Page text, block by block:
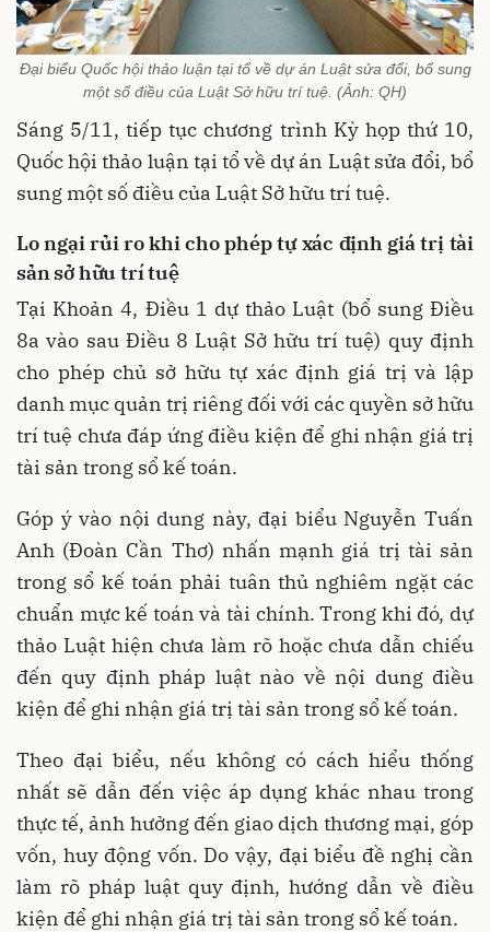
Đại biểu Quốc hội thảo luận tại tổ về dự án Luật sửa đổi, bổ sung
một số điều của Luật Sở hữu trí tuệ. (Ảnh: QH)
Sáng 5/11, tiếp tục chương trình Kỳ họp thứ 10,
Quốc hội thảo luận tại tổ về dự án Luật sửa đổi, bổ
sung một số điều của Luật Sở hữu trí tuệ.
Lo ngại rủi ro khi cho phép tự xác định giá trị tài
sản sở hữu trí tuệ
Tại Khoản 4, Điều 1 dự thảo Luật (bổ sung Điều
8a vào sau Điều 8 Luật Sở hữu trí tuệ) quy định
cho phép chủ sở hữu tự xác định giá trị và lập
danh mục quản trị riêng đối với các quyền sở hữu
trí tuệ chưa đáp ứng điều kiện để ghi nhận giá trị
tài sản trong sổ kế toán.
Góp ý vào nội dung này, đại biểu Nguyễn Tuấn
Anh (Đoàn Cần Thơ) nhấn mạnh giá trị tài sản
trong sổ kế toán phải tuân thủ nghiêm ngặt các
chuẩn mực kế toán và tài chính. Trong khi đó, dự
thảo Luật hiện chưa làm rõ hoặc chưa dẫn chiếu
đến quy định pháp luật nào về nội dung điều
kiện để ghi nhận giá trị tài sản trong sổ kế toán.
Theo đại biểu, nếu không có cách hiểu thống
nhất sẽ dẫn đến việc áp dụng khác nhau trong
thực tế, ảnh hưởng đến giao dịch thương mại, góp
vốn, huy động vốn. Do vậy, đại biểu đề nghị cần
làm rõ pháp luật quy định, hướng dẫn về điều
kiện để ghi nhận giá trị tài sản trong sổ kế toán.